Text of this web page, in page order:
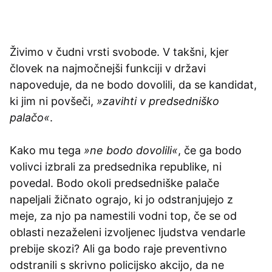
Živimo v čudni vrsti svobode. V takšni, kjer
človek na najmočnejši funkciji v državi
napoveduje, da ne bodo dovolili, da se kandidat,
ki jim ni povšeči, »zavihti v predsedniško
palačo«.
Kako mu tega »ne bodo dovolili«, če ga bodo
volivci izbrali za predsednika republike, ni
povedal. Bodo okoli predsedniške palače
napeljali žičnato ograjo, ki jo odstranjujejo z
meje, za njo pa namestili vodni top, če se od
oblasti nezaželeni izvoljenec ljudstva vendarle
prebije skozi? Ali ga bodo raje preventivno
odstranili s skrivno policijsko akcijo, da ne